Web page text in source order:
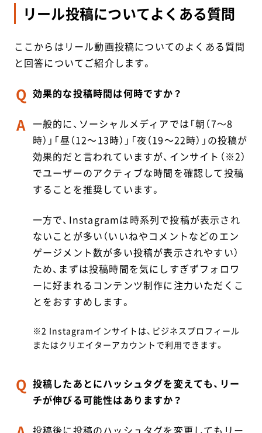
リール投稿についてよくある質問
ここからはリール動画投稿についてのよくある質問
と回答についてご紹介します。
効果的な投稿時間は何時ですか？
一般的に、ソーシャルメディアでは「朝（7～8
時）」「昼（12～13時）」「夜（19～22時）」の投稿が
効果的だと言われていますが、インサイト（※2）
でユーザーのアクティブな時間を確認して投稿
することを推奨しています。
一方で、Instagramは時系列で投稿が表示され
ないことが多い（いいねやコメントなどのエン
ゲージメント数が多い投稿が表示されやすい）
ため、まずは投稿時間を気にしすぎずフォロワ
ーに好まれるコンテンツ制作に注力いただくこ
とをおすすめします。
※2 Instagramインサイトは、ビジネスプロフィール
またはクリエイターアカウントで利用できます。
投稿したあとにハッシュタグを変えても、リー
チが伸びる可能性はありますか？
投稿後に投稿のハッシュタグを変更してもリー